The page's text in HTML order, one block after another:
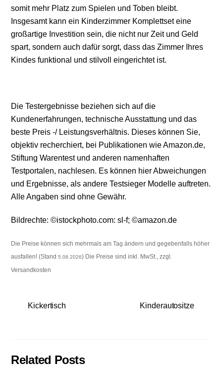
somit mehr Platz zum Spielen und Toben bleibt.
Insgesamt kann ein Kinderzimmer Komplettset eine
großartige Investition sein, die nicht nur Zeit und Geld
spart, sondern auch dafür sorgt, dass das Zimmer Ihres
Kindes funktional und stilvoll eingerichtet ist.
Die Testergebnisse beziehen sich auf die
Kundenerfahrungen, technische Ausstattung und das
beste Preis -/ Leistungsverhältnis. Dieses können Sie,
objektiv recherchiert, bei Publikationen wie Amazon.de,
Stiftung Warentest und anderen namenhaften
Testportalen, nachlesen. Es können hier Abweichungen
und Ergebnisse, als andere Testsieger Modelle auftreten.
Alle Angaben sind ohne Gewähr.
Bildrechte: ©istockphoto.com:sl-f; ©amazon.de
Die Preise können sich mehrmals am Tag ändern und gegebenfalls höher
ausfallen! (Stand5.08.2026) Die Preise sind inkl. MwSt., zzgl.
Versandkosten
Kickertisch Kinderautositze
Related Posts